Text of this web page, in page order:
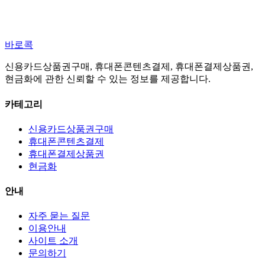
바로콕
신용카드상품권구매, 휴대폰콘텐츠결제, 휴대폰결제상품권,
현금화에 관한 신뢰할 수 있는 정보를 제공합니다.
카테고리
신용카드상품권구매
휴대폰콘텐츠결제
휴대폰결제상품권
현금화
안내
자주 묻는 질문
이용안내
사이트 소개
문의하기